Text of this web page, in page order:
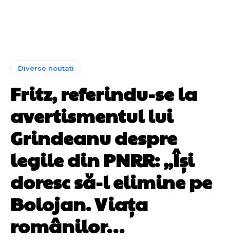
Diverse noutati
Fritz, referindu-se la
avertismentul lui
Grindeanu despre
legile din PNRR: „Își
doresc să-l elimine pe
Bolojan. Viața
românilor…